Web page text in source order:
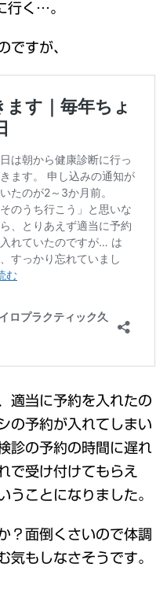
行く…。
ですが、
適当に予約を入れたの
の予約が入れてしまい
診の予約の時間に遅れ
で受け付けてもらえ
うことになりました。
？面倒くさいので体調
気もしなさそうです。